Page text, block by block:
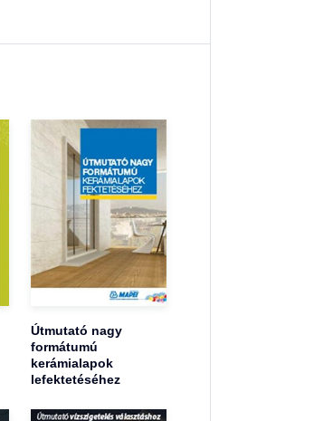
Útmutató nagy
formátumú
kerámialapok
lefektetéséhez